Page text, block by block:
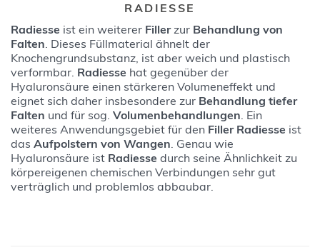
RADIESSE
Radiesse ist ein weiterer Fillerzur Behandlung von
Falten. Dieses Füllmaterial ähnelt der
Knochengrundsubstanz, ist aber weich und plastisch
verformbar. Radiesse hat gegenüber der
Hyaluronsäure einen stärkeren Volumeneffekt und
eignet sich daher insbesondere zur Behandlung tiefer
Falten und für sog. Volumenbehandlungen. Ein
weiteres Anwendungsgebiet für den Filler Radiesse ist
das Aufpolstern von Wangen. Genau wie
Hyaluronsäure ist Radiesse durch seine Ähnlichkeit zu
körpereigenen chemischen Verbindungen sehr gut
verträglich und problemlos abbaubar.